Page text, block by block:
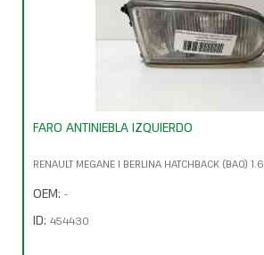
FARO ANTINIEBLA IZQUIERDO
RENAULT MEGANE I BERLINA HATCHBACK (BA0) 1.6
OEM: -
ID: 454430